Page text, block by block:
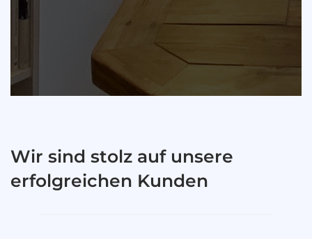
Wir sind stolz auf unsere
erfolgreichen Kunden